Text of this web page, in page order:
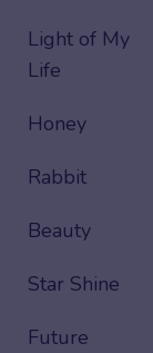
Light of My
Life
Honey
Rabbit
Beauty
Star Shine
Future